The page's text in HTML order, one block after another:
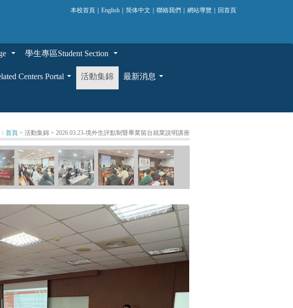
本校首頁 ｜English ｜简体中文 ｜聯絡我們 ｜網站導覽 回首頁
學生專區Student Section
Centers Portal 活動集錦 最新消息
首頁 > 活動集錦 > 2026.03.23-境外生評點制暨畢業留台就業說明講座